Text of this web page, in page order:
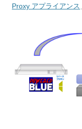
Proxy アプライアンス